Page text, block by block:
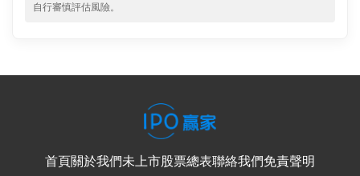
自行審慎評估風險。
首頁關於我們未上市股票總表聯絡我們免責聲明